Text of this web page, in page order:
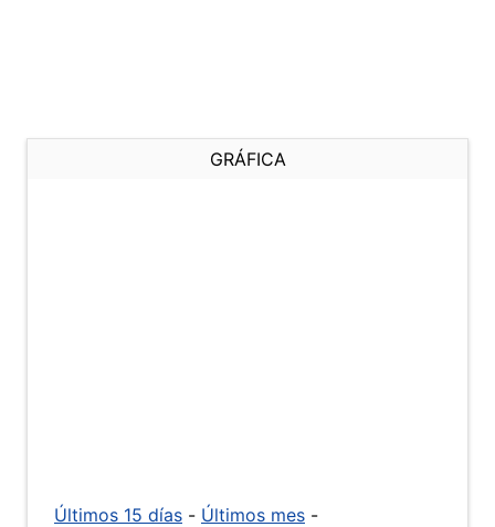
GRÁFICA
Últimos 15 días - Últimos mes -